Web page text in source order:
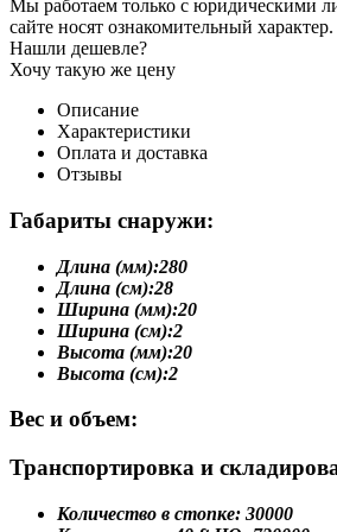
Мы работаем только с юридическими
сайте носят ознакомительный характер.
Нашли дешевле?
Хочу такую же цену
Описание
Характеристики
Оплата и доставка
Отзывы
Габариты снаружи:
Длина (мм):280
Длина (см):28
Ширина (мм):20
Ширина (см):2
Высота (мм):20
Высота (см):2
Вес и объем:
Транспортировка и
Количество в стопке: 30000